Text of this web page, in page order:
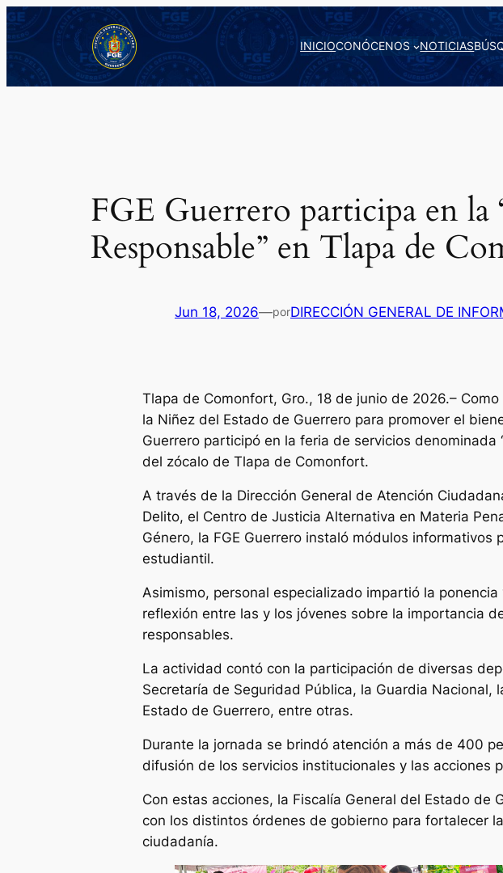
Saltar
al
contenido
INICIOCONÓCENOS NOTICIAS
FGE Guerrero participa en la
Responsable” en Tlapa de
Jun 18, 2026—porDIRECCIÓN GENERAL DE
Tlapa de Comonfort, Gro., 18 de junio de 2026.–
la Niñez del Estado de Guerrero para promover el
Guerrero participó en la feria de servicios denominada
del zócalo de Tlapa de Comonfort.
A través de la Dirección General de Atención
Delito, el Centro de Justicia Alternativa en Materia
Género, la FGE Guerrero instaló módulos
estudiantil.
Asimismo, personal especializado impartió la
reflexión entre las y los jóvenes sobre la importancia
responsables.
La actividad contó con la participación de diversas
Secretaría de Seguridad Pública, la Guardia
Estado de Guerrero, entre otras.
Durante la jornada se brindó atención a más de 400
difusión de los servicios institucionales y las acciones
Con estas acciones, la Fiscalía General del Estado
con los distintos órdenes de gobierno para fortalecer
ciudadanía.